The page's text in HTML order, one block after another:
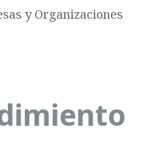
y Organizaciones